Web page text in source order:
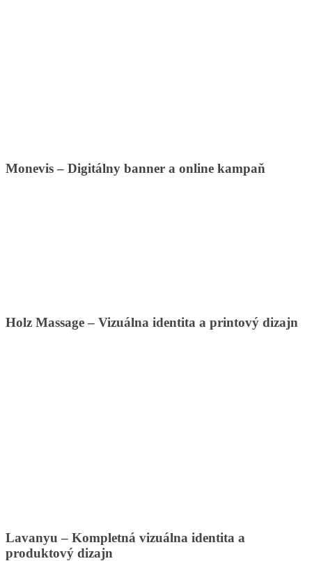
Monevis – Digitálny banner a online kampaň
Holz Massage – Vizuálna identita a printový dizajn
Lavanyu – Kompletná vizuálna identita a
produktový dizajn